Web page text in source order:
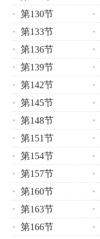
第130节
第133节
第136节
第139节
第142节
第145节
第148节
第151节
第154节
第157节
第160节
第163节
第166节